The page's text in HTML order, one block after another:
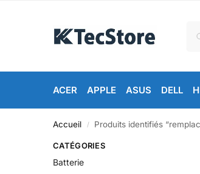
ACER APPLE ASUS DELL
Accueil / Produits identifiés
CATÉGORIES
Batterie